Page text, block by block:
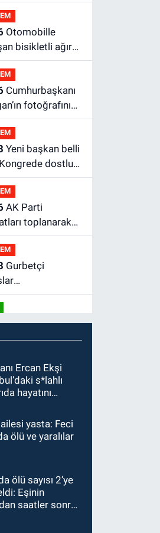
Otomobille
bisikletli ağır
Cumhurbaşkanı
fotoğrafını
indirdi
dostluk
AK Parti
toplanarak
bulundu
oldu
Ereğli ve Alaplı
anahtarları
Okul Liderliğinde
ve Donanımın
Çaycumaspor
yerine getirdi.
Ercan Ekşi
s*lahlı
hayatını
yasta: Feci
ölü ve yaralılar
ölü sayısı 2’ye
Eşinin
saatler sonra